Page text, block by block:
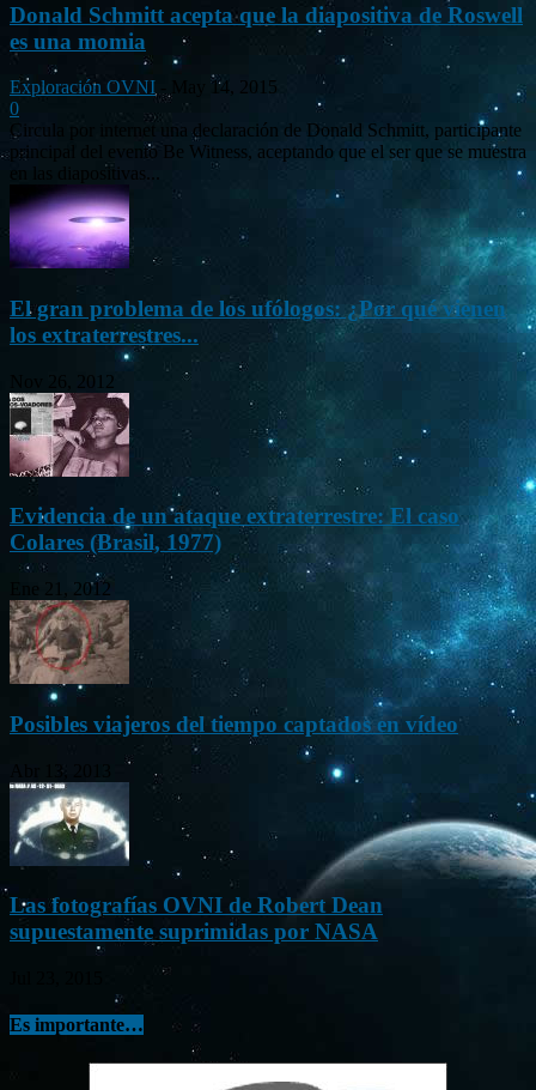
Donald Schmitt acepta que la diapositiva de Roswell
es una momia
Exploración OVNI
May 14, 2015
0
Circula por internet una declaración de Donald Schmitt, participante
principal del evento Be Witness, aceptando que el ser que se muestra
en las diapositivas...
El gran problema de los ufólogos: ¿Por qué vienen
los extraterrestres...
Nov 26, 2012
Evidencia de un ataque extraterrestre: El caso
Colares (Brasil, 1977)
Ene 21, 2012
Posibles viajeros del tiempo captados en vídeo
Abr 13, 2013
Las fotografías OVNI de Robert Dean
supuestamente suprimidas por NASA
Es importante…